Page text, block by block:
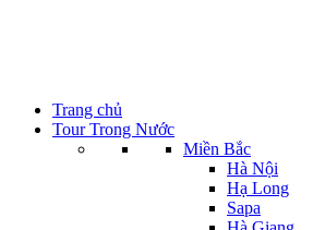
Trang chủ
Tour Trong Nước
Miền Bắc
Hà Nội
Hạ Long
Sapa